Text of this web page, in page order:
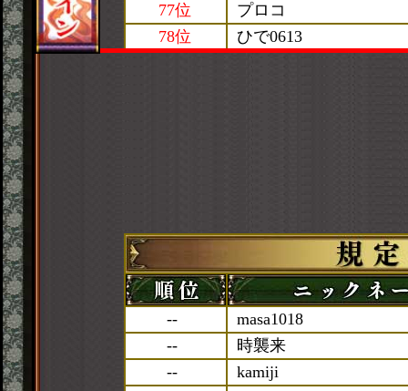
77位
プロコ
78位
ひで0613
--
masa1018
--
時襲来
--
kamiji